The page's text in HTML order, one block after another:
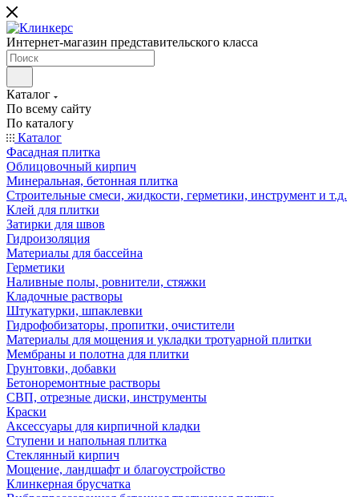
Интернет-магазин представительского класса
Каталог
По всему сайту
По каталогу
Каталог
Фасадная плитка
Облицовочный кирпич
Минеральная, бетонная плитка
Строительные смеси, жидкости, герметики, инструмент и т.д.
Клей для плитки
Затирки для швов
Гидроизоляция
Материалы для бассейна
Герметики
Наливные полы, ровнители, стяжки
Кладочные растворы
Штукатурки, шпаклевки
Гидрофобизаторы, пропитки, очистители
Материалы для мощения и укладки тротуарной плитки
Мембраны и полотна для плитки
Грунтовки, добавки
Бетоноремонтные растворы
СВП, отрезные диски, инструменты
Краски
Аксессуары для кирпичной кладки
Ступени и напольная плитка
Cтеклянный кирпич
Мощение, ландшафт и благоустройство
Клинкерная брусчатка